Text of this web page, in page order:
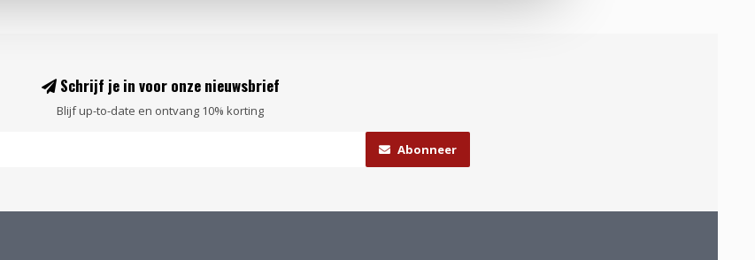
Schrijf je in voor onze nieuwsbrief
Blijf up-to-date en ontvang 10% korting
Abonneer